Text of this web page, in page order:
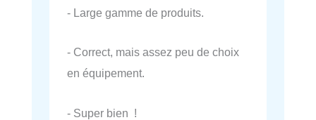
- Large gamme de produits.
- Correct, mais assez peu de choix
en équipement.
- Super bien !